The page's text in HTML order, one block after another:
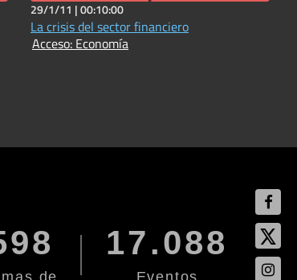
29/1/11 |00:10:00
La crisis del sector financiero
Acceso: Economía
17.088